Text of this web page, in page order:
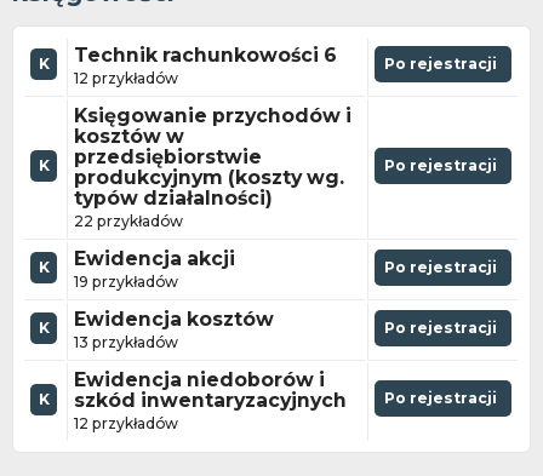
K Technik rachunkowości 6
12 przykładów
Po rejestracji
K
Księgowanie przychodów i
kosztów w
przedsiębiorstwie
produkcyjnym (koszty wg.
typów działalności)
22 przykładów
Po rejestracji
K Ewidencja akcji
19 przykładów
Po rejestracji
K Ewidencja kosztów
13 przykładów
Po rejestracji
K
Ewidencja niedoborów i
szkód inwentaryzacyjnych
12 przykładów
Po rejestracji